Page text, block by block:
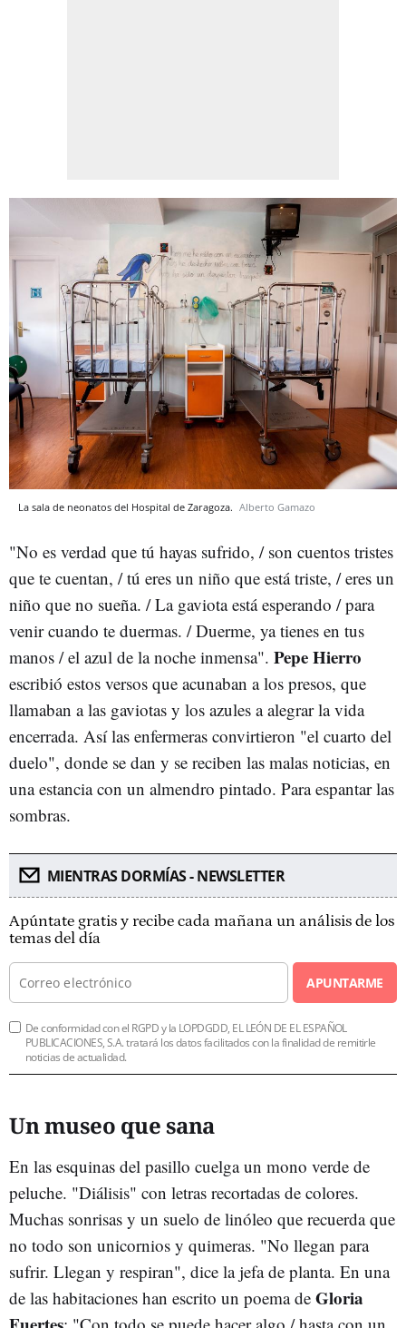
La sala de neonatos del Hospital de Zaragoza. Alberto Gamazo
"No es verdad que tú hayas sufrido, / son cuentos tristes
que te cuentan, / tú eres un niño que está triste, / eres un
niño que no sueña. / La gaviota está esperando / para
venir cuando te duermas. / Duerme, ya tienes en tus
manos / el azul de la noche inmensa". Pepe Hierro
escribió estos versos que acunaban a los presos, que
llamaban a las gaviotas y los azules a alegrar la vida
encerrada. Así las enfermeras convirtieron "el cuarto del
duelo", donde se dan y se reciben las malas noticias, en
una estancia con un almendro pintado. Para espantar las
sombras.
MIENTRAS DORMÍAS - NEWSLETTER
Apúntate gratis y recibe cada mañana un análisis de los
temas del día
APUNTARME
De conformidad con el RGPD y la LOPDGDD, EL LEÓN DE EL ESPAÑOL
PUBLICACIONES, S.A. tratará los datos facilitados con la finalidad de remitirle
noticias de actualidad.
Un museo que sana
En las esquinas del pasillo cuelga un mono verde de
peluche. "Diálisis" con letras recortadas de colores.
Muchas sonrisas y un suelo de linóleo que recuerda que
no todo son unicornios y quimeras. "No llegan para
sufrir. Llegan y respiran", dice la jefa de planta. En una
de las habitaciones han escrito un poema de Gloria